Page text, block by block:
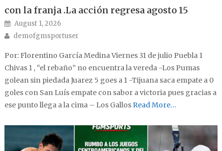
con la franja .La acción regresa agosto 15
Posted on
August 1, 2026
Author
demofgmsportuser
Por: Florentino García Medina Viernes 31 de julio Puebla 1
Chivas 1 , “el rebaño” no encuentra la vereda -Los Pumas
golean sin piedada Juarez 5 goes a 1 -Tijuana saca empate a 0
goles con San Luís empate con sabor a victoria pues gracias a
ese punto llega a la cima – Los GallosRead More…